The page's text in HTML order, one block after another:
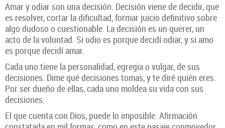
Amar y odiar son una decisión. Decisión viene de decidir, que
es resolver, cortar la dificultad, formar juicio definitivo sobre
algo dudoso o cuestionable. La decisión es un querer, un
acto de la voluntad. Si odio es porque decidí odiar, y si amo
es porque decidí amar.
Cada uno tiene la personalidad, egregia o vulgar, de sus
decisiones. Dime qué decisiones tomas, y te diré quién eres.
Por ser dueño de ellas, cada uno moldea su vida con sus
decisiones.
El que cuenta con Dios, puede lo imposible. Afirmación